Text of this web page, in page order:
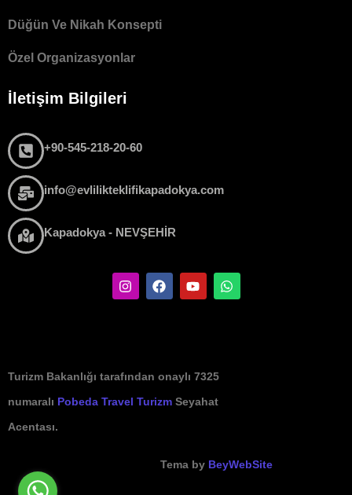
Düğün Ve Nikah Konsepti
Özel Organizasyonlar
İletişim Bilgileri
+90-545-218-20-60
info@evlilikteklifikapadokya.com
Kapadokya - NEVŞEHİR
Turizm Bakanlığı tarafından onaylı 7325
numaralı Pobeda Travel Turizm Seyahat
Acentası.
Tema by BeyWebSite